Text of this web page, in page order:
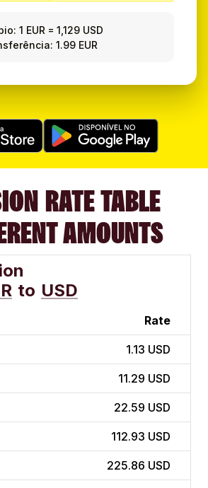
1 EUR =1,129 USD
1.99 EUR
RATE TABLE
AMOUNTS
to USD
Rate
1.13 USD
11.29 USD
22.59 USD
112.93 USD
225.86 USD